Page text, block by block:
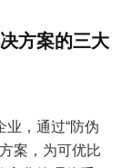
方案的三大
，通过“防伪
案，为可优比